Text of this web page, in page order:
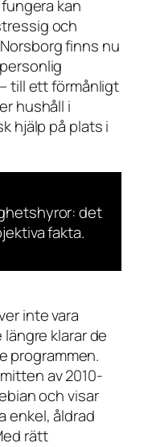
kan
och
finns nu
till ett förmånligt
hushåll i
hjälp på plats i
det
fakta.
inte vara
klarar de
programmen.
av 2010-
och visar
enkel, åldrad
rätt